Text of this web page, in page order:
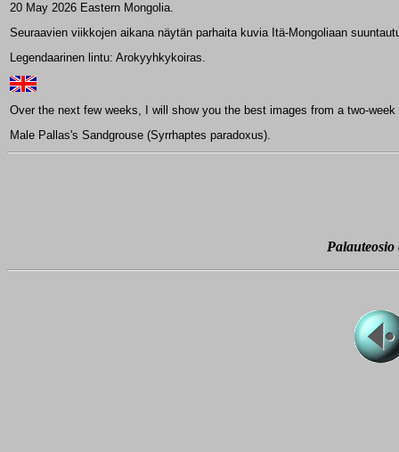
20 May 2026 Eastern Mongolia.
Seuraavien viikkojen aikana näytän parhaita kuvia Itä-Mongoliaan
Legendaarinen lintu: Arokyyhkykoiras.
Over the next few weeks, I will show you the best images from a two-
Male Pallas's Sandgrouse (Syrrhaptes paradoxus).
Palauteosio